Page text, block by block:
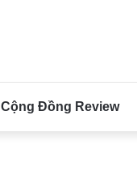
Cộng Đồng Review